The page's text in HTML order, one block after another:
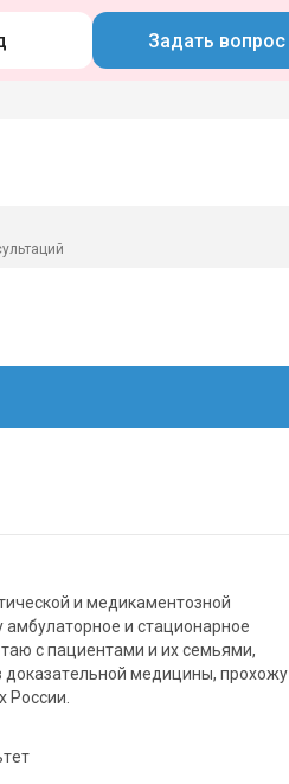
Задать вопрос
и медикаментозной
и стационарное
с пациентами и их семьями,
доказательной медицины, прохожу
России.